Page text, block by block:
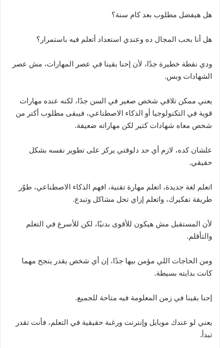
هل هيفضل مطلوب بعد كام سنة؟
هل أنا بحب المجال ده وعندي استعداد أتعلم فيه باستمرار؟
ودي نقطة خطيرة جدًا، لأن إحنا بقينا في عصر المهارات، مش عصر
الشهادات وبس.
يعني ممكن تلاقي شخص صغير في السن جدًا، لكنه عنده مهارات
قوية في التكنولوجيا أو الذكاء الاصطناعي، فيبقى مطلوب أكتر من
شخص معاه شهادات كتير لكن مهاراته ضعيفة.
علشان كده، لازم أي حد دلوقتي يركز على تطوير نفسه بشكل
حقيقي.
اتعلم لغة جديدة، اتعلم مهارة تقنية، افهم الذكاء الاصطناعي، طوّر
طريقة تفكيرك، واتعلم إزاي تحل مشاكل وتبدع.
لأن المستقبل مش هيكون للأقوى بدنيًا، لكن للأسرع في التعلم
والتأقلم.
ومن الحاجات اللي مؤمن بيها جدًا، إن أي شخص يقدر ينجح مهما
كانت بدايته بسيطة.
إحنا بقينا في زمن المعلومة فيه متاحة للجميع.
يعني لو عندك موبايل وإنترنت ورغبة حقيقية في التعلم، فأنت تقدر
تبدأ.